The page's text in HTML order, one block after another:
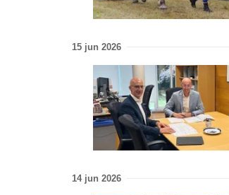
15 jun 2026
14 jun 2026